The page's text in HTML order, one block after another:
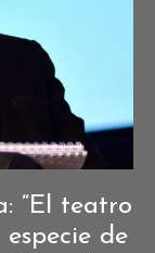
, “El teatro
de